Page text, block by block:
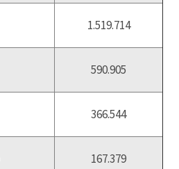
1.519.714
590.905
366.544
167.379